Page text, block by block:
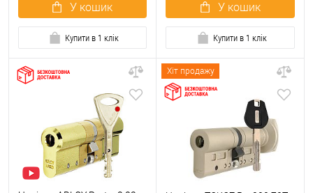
У кошик
Купити в 1 клік
У кошик
Купити в 1 клік
Хіт продажу